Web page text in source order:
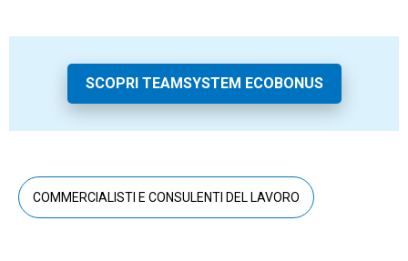
SCOPRI TEAMSYSTEM ECOBONUS
COMMERCIALISTI E CONSULENTI DEL LAVORO